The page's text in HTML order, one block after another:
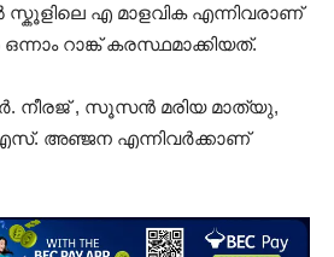
എ മാളവിക എന്നിവരാണ്
റാങ്ക് കരസ്ഥമാക്കിയത്.
നീരജ് , സൂസൻ മരിയ മാത്യു,
അഞ്ജന എന്നിവർക്കാണ്